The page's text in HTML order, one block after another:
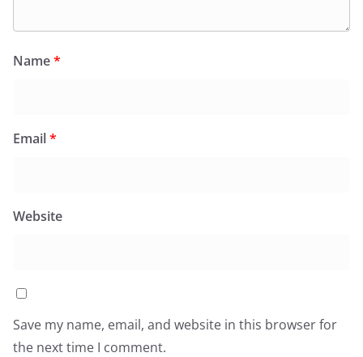
Name*
Email*
Website
Save my name, email, and website in this browser for
the next time I comment.